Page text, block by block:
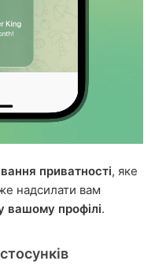
приватності, яке
надсилати вам
вашому профілі.